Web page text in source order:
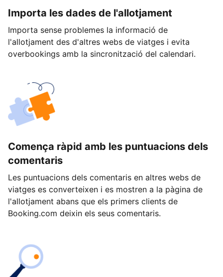
Importa les dades de l'allotjament
Importa sense problemes la informació de
l'allotjament des d'altres webs de viatges i evita
overbookings amb la sincronització del calendari.
Comença ràpid amb les puntuacions dels
comentaris
Les puntuacions dels comentaris en altres webs de
viatges es converteixen i es mostren a la pàgina de
l'allotjament abans que els primers clients de
Booking.com deixin els seus comentaris.